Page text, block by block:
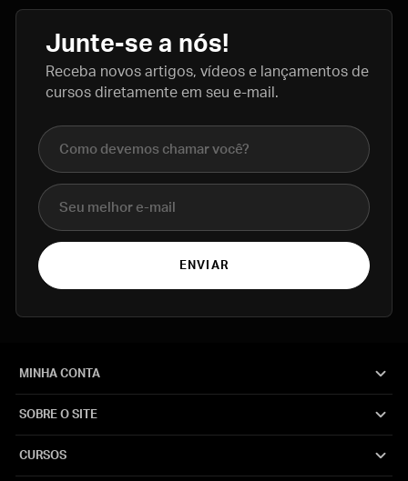
Junte-se a nós!
Receba novos artigos, vídeos e lançamentos de
cursos diretamente em seu e-mail.
Nome completo
E-mail
ENVIAR
MINHA CONTA
SOBRE O SITE
CURSOS